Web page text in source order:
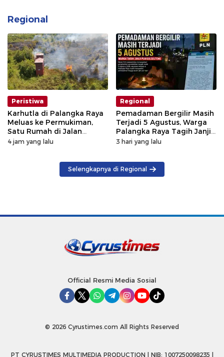
Regional
Peristiwa
Karhutla di Palangka Raya
Meluas ke Permukiman,
Satu Rumah di Jalan
Kalibata Hangus Terbakar
4 jam yang lalu
Regional
Pemadaman Bergilir Masih
Terjadi 5 Agustus, Warga
Palangka Raya Tagih Janji
GM PLN Kaltengsel
3 hari yang lalu
Selengkapnya di Regional
Official Resmi Media Sosial
© 2026 Cyrustimes.com All Rights Reserved
PT CYRUSTIMES MULTIMEDIA PRODUCTION | NIB: 1007250098235 |